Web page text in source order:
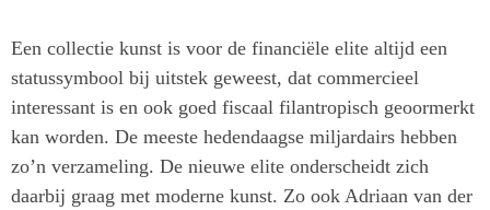
Een collectie kunst is voor de financiële elite altijd een
statussymbool bij uitstek geweest, dat commercieel
interessant is en ook goed fiscaal filantropisch geoormerkt
kan worden. De meeste hedendaagse miljardairs hebben
zo’n verzameling. De nieuwe elite onderscheidt zich
daarbij graag met moderne kunst. Zo ook Adriaan van der